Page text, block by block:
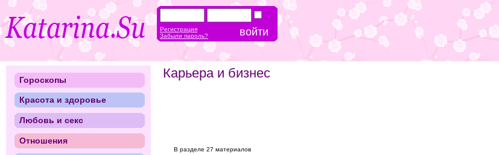
Карьера и бизнес
В разделе 27 материалов
Гороскопы
Красота и здоровье
Любовь и секс
Отношения
Регистрация
Забыли пароль?